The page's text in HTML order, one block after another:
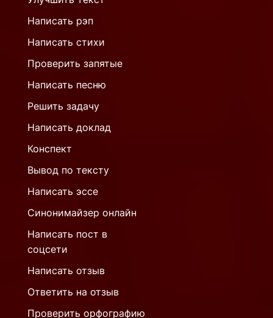
Написать рэп
Написать стихи
Проверить запятые
Написать песню
Решить задачу
Написать доклад
Конспект
Вывод по тексту
Написать эссе
Синонимайзер онлайн
Написать пост в
соцсети
Написать отзыв
Ответить на отзыв
Проверить орфографию